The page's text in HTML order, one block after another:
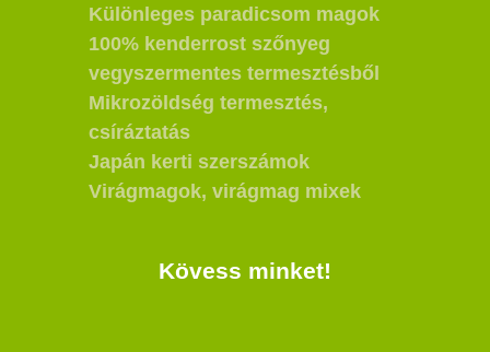
Különleges paradicsom magok
100% kenderrost szőnyeg
vegyszermentes termesztésből
Mikrozöldség termesztés,
csíráztatás
Japán kerti szerszámok
Virágmagok, virágmag mixek
Kövess minket!